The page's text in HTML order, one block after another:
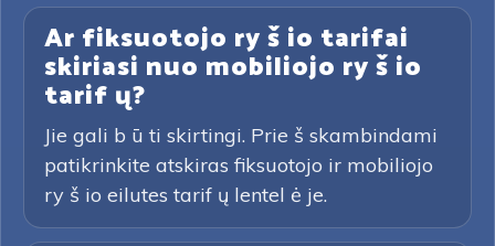
Ar fiksuotojo ry š io tarifai
skiriasi nuo mobiliojo ry š io
tarif ų?
Jie gali b ū ti skirtingi. Prie š skambindami
patikrinkite atskiras fiksuotojo ir mobiliojo
ry š io eilutes tarif ų lentel ė je.